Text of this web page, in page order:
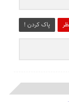
پاک کردن !